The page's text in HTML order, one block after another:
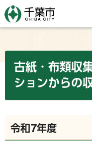
古紙・布類収
ションからの
令和7年度